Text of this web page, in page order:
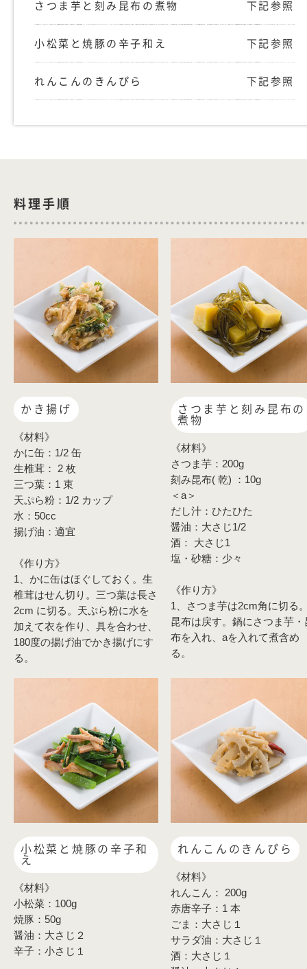
さつま芋と刻み昆布の煮物 下記参照
小松菜と焼豚の辛子和え 下記参照
れんこんのきんぴら 下記参照
料理手順
かき揚げ
《材料》
かに缶：1/2 缶
生椎茸： 2 枚
三つ葉：1 束
天ぷら粉：1/2 カップ
水：50cc
揚げ油：適宜
《作り方》
1、かに缶はほぐしておく。生
椎茸はせん切り。三つ葉は長さ
2cm に切る。天ぷら粉に水を
加えて衣を作り、具を合わせ、
180度の揚げ油でかき揚げにす
る。
さつま芋と刻み昆布の
煮物
《材料》
さつま芋：200g
刻み昆布( 乾) ：10g
＜a＞
だし汁：ひたひた
醤油：大さじ1/2
酒： 大さじ1
塩・砂糖：少々
《作り方》
1、さつま芋は2cm角に切る
昆布は戻す。鍋にさつま芋・
布を入れ、aを入れて煮含め
る。
小松菜と焼豚の辛子和
え
《材料》
小松菜：100g
焼豚：50g
醤油：大さじ２
辛子：小さじ１
れんこんのきんぴら
《材料》
れんこん： 200g
赤唐辛子：1 本
ごま：大さじ１
サラダ油：大さじ１
酒：大さじ１